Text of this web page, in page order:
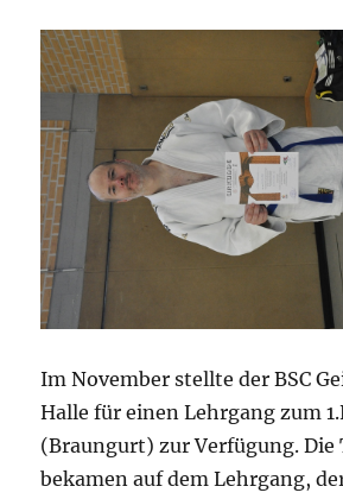
Im November stellte der BSC
Halle für einen Lehrgang zum
(Braungurt) zur Verfügung. Die
bekamen auf dem Lehrgang,